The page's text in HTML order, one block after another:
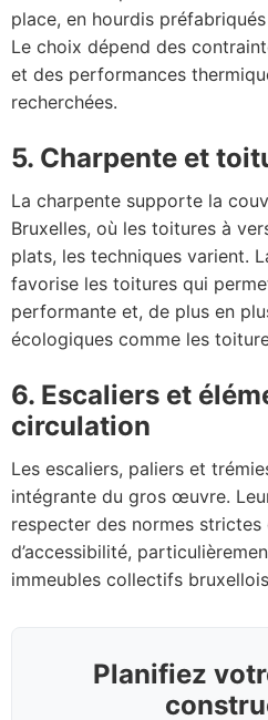
place, en hourdis
Le choix dépend des
et des performances
recherchées.
5. Charpente et
La charpente supporte la
Bruxelles, où les toitures à
plats, les techniques varient.
favorise les toitures qui
performante et, de plus en
écologiques comme les
6. Escaliers et
circulation
Les escaliers, paliers et
intégrante du gros œuvre.
respecter des normes strictes
d’accessibilité,
immeubles collectifs
Planifiez